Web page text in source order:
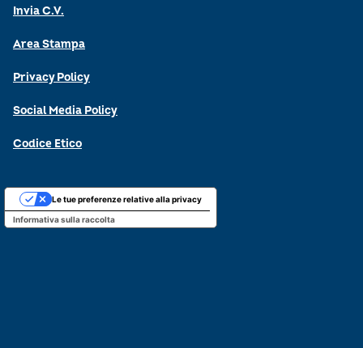
Invia C.V.
Area Stampa
Privacy Policy
Social Media Policy
Codice Etico
Informativa sulla raccolta
Le tue preferenze relative alla privacy